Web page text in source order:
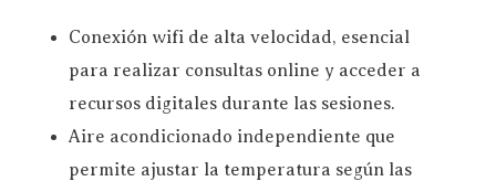
Conexión wifi de alta velocidad, esencial
para realizar consultas online y acceder a
recursos digitales durante las sesiones.
Aire acondicionado independiente que
permite ajustar la temperatura según las